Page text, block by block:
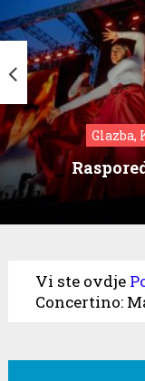
Glazba,
Vi ste ovdje
Concertino: